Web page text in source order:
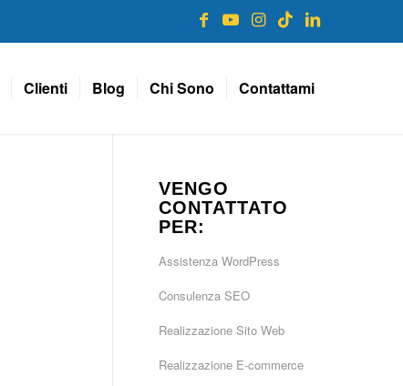
Clienti Blog Chi Sono Contattami
VENGO
CONTATTATO
PER:
Assistenza WordPress
Consulenza SEO
Realizzazione Sito Web
Realizzazione E-commerce